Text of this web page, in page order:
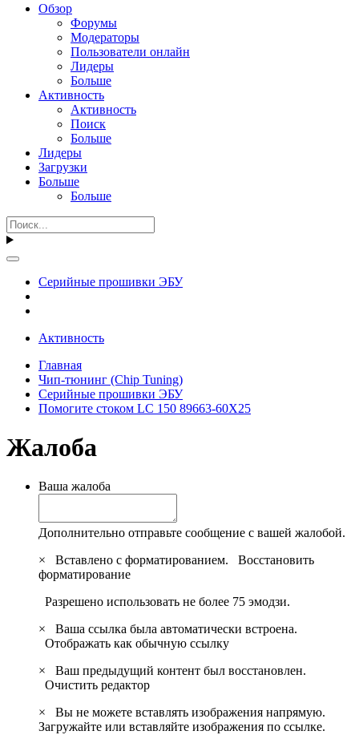
Обзор
Форумы
Модераторы
Пользователи онлайн
Лидеры
Больше
Активность
Активность
Поиск
Больше
Лидеры
Загрузки
Больше
Больше
Серийные прошивки ЭБУ
Активность
Главная
Чип-тюнинг (Chip Tuning)
Серийные прошивки ЭБУ
Помогите стоком LC 150 89663-60X25
Жалоба
Ваша жалоба
Дополнительно отправьте сообщение с вашей жалобой.
×
Вставлено с форматированием. Восстановить
форматирование
Разрешено использовать не более 75 эмодзи.
×
Ваша ссылка была автоматически встроена.
Отображать как обычную ссылку
×
Ваш предыдущий контент был восстановлен.
Очистить редактор
×
Вы не можете вставлять изображения напрямую.
Загружайте или вставляйте изображения по ссылке.